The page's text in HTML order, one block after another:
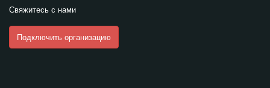
Свяжитесь с нами
Подключить организацию